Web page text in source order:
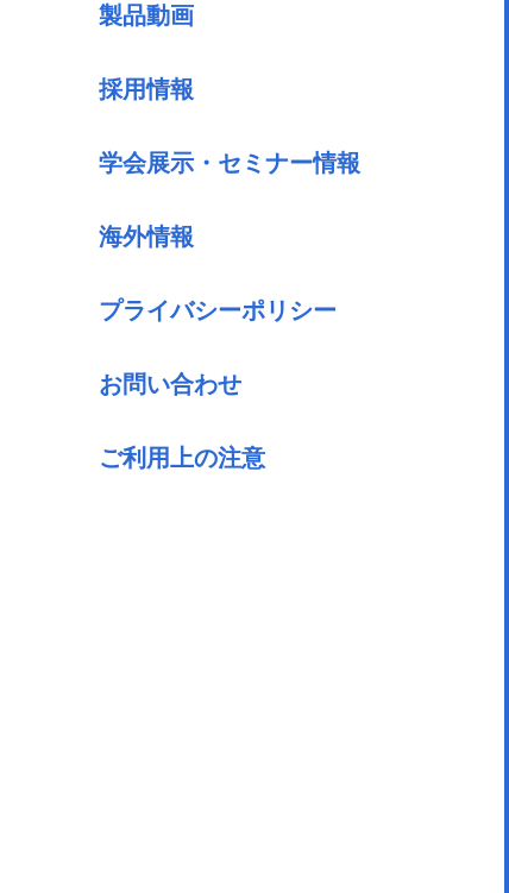
製品動画
採用情報
学会展示・セミナー情報
海外情報
プライバシーポリシー
お問い合わせ
ご利用上の注意